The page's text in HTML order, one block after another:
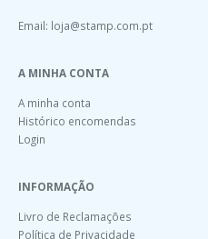
Email: loja@stamp.com.pt
A MINHA CONTA
A minha conta
Histórico encomendas
Login
INFORMAÇÃO
Livro de Reclamações
Política de Privacidade